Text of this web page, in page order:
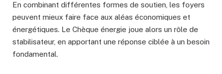
En combinant différentes formes de soutien, les foyers
peuvent mieux faire face aux aléas économiques et
énergétiques. Le Chèque énergie joue alors un rôle de
stabilisateur, en apportant une réponse ciblée à un besoin
fondamental.